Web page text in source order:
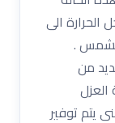
الحرارة الى
.
من
العزل
يتم توفير